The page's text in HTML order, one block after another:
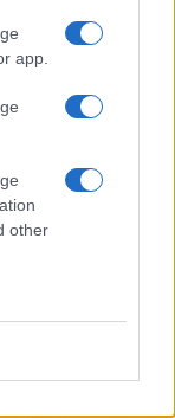
app.
other